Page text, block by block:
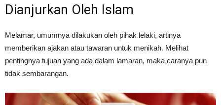
Dianjurkan Oleh Islam
Melamar, umumnya dilakukan oleh pihak lelaki, artinya
memberikan ajakan atau tawaran untuk menikah. Melihat
pentingnya tujuan yang ada dalam lamaran, maka caranya pun
tidak sembarangan.